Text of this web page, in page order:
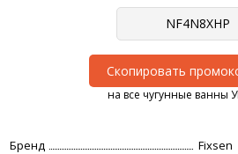
Скопировать
на все чугунные ванны
Бренд
Fixsen